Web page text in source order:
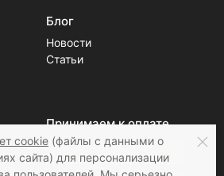
Блог
Новости
Статьи
Принимаем к оплате
cookie (файлы с данными о
сайта) для персонализации